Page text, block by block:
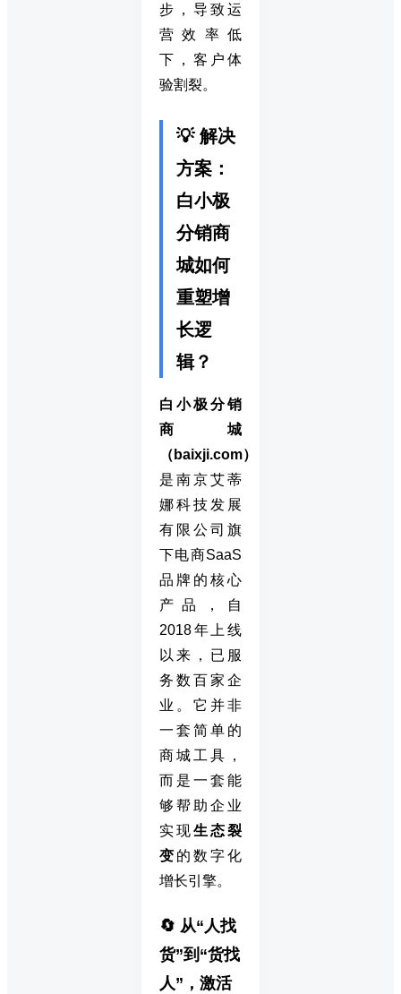
步，导致运
营效率低
下，客户体
验割裂。
💡 解决
方案：
白小极
分销商
城如何
重塑增
长逻
辑？
白小极分销
商城
（baixji.com）
是南京艾蒂
娜科技发展
有限公司旗
下电商SaaS
品牌的核心
产品，自
2018年上线
以来，已服
务数百家企
业。它并非
一套简单的
商城工具，
而是一套能
够帮助企业
实现生态裂
变 的数字化
增长引擎。
🔄 从“人找
货”到“货找
人”，激活